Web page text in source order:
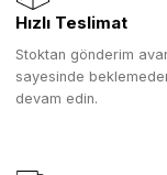
Hızlı Teslimat
Stoktan gönderim
sayesinde
devam edin.